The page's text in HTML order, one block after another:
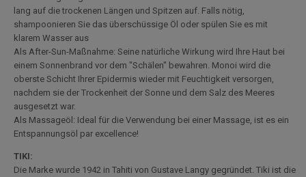
lang auf die trockenen Längen und Spitzen auf. Falls nötig,
shampoonieren Sie das überschüssige Öl oder spülen Sie es mit
klarem Wasser aus
Als After-Sun-Maßnahme: Seine natürliche Wirkung wird Ihre Haut bei
einem Sonnenbrand vor dem "Schälen" bewahren. Monoi wird die
oberste Schicht Ihrer Epidermis wieder mit Feuchtigkeit versorgen,
nachdem sie der Trockenheit der Sonne und dem Salz des Meeres
ausgesetzt war.
Als Massageöl: Ideal für die Verwendung bei einer Massage, ist es ein
Entspannungsöl par excellence!
TIKI:
Die Marke wurde 1942 in Tahiti von Gustave Langy gegründet. Tiki ist die